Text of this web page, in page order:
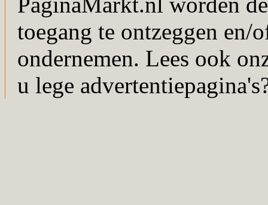
toegang te ontzeggen en/
ondernemen. Lees ook
u lege